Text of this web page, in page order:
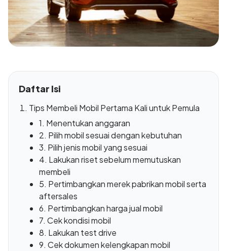
Daftar Isi
Tips Membeli Mobil Pertama Kali untuk Pemula
1. Menentukan anggaran
2. Pilih mobil sesuai dengan kebutuhan
3. Pilih jenis mobil yang sesuai
4. Lakukan riset sebelum memutuskan
membeli
5. Pertimbangkan merek pabrikan mobil serta
aftersales
6. Pertimbangkan harga jual mobil
7. Cek kondisi mobil
8. Lakukan test drive
9. Cek dokumen kelengkapan mobil